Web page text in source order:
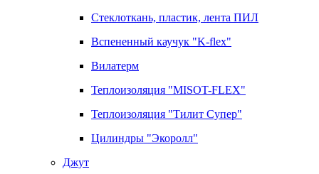
Стеклоткань, пластик, лента ПИЛ
Вспененный каучук "K-flex"
Вилатерм
Теплоизоляция "MISOT-FLEX"
Теплоизоляция "Тилит Супер"
Цилиндры "Экоролл"
Джут